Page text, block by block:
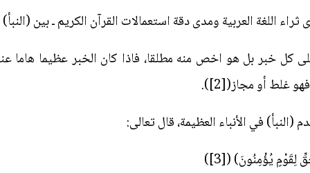
اللغة العربية ومدى دقة استعمالات القرآن الكريم ـ بين
كل خبر بل هو اخص منه مطلقا، فاذا كان الخبر عظيما هاما
غلط أو مجاز([2]).
في الأنباء العظيمة، قال تعالى:
لِقَوْمٍ يُؤْمِنُونَ) ([3])